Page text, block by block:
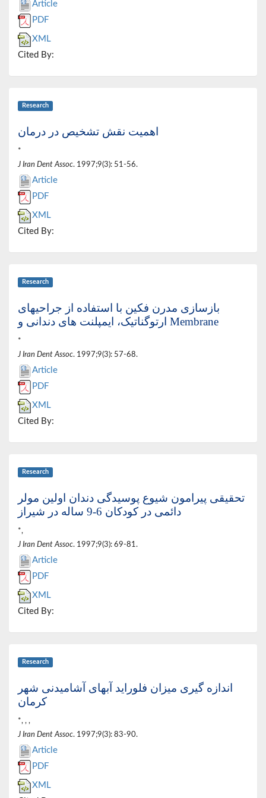
Article
PDF
XML
Cited By:
Research
اهمیت نقش تشخیص در درمان
*
J Iran Dent Assoc. 1997;9(3): 51-56.
Article
PDF
XML
Cited By:
Research
بازسازی مدرن فکین با استفاده از جراحیهای
ارتوگناتیک، ایمپلنت های دندانی و Membrane
*
J Iran Dent Assoc. 1997;9(3): 57-68.
Article
PDF
XML
Cited By:
Research
تحقیقی پیرامون شیوع پوسیدگی دندان اولین مولر
دائمی در کودکان 6-9 ساله در شیراز
*,
J Iran Dent Assoc. 1997;9(3): 69-81.
Article
PDF
XML
Cited By:
Research
اندازه گیری میزان فلوراید آبهای آشامیدنی شهر
کرمان
*, , ,
J Iran Dent Assoc. 1997;9(3): 83-90.
Article
PDF
XML